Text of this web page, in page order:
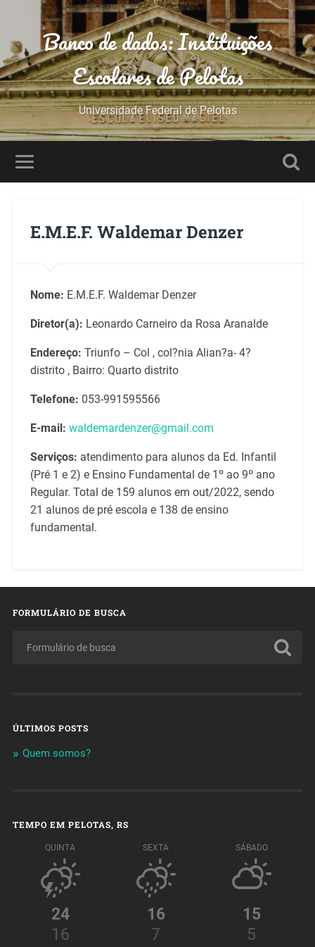
Banco de dados: Instituições
Escolares de Pelotas
Universidade Federal de Pelotas
E.M.E.F. Waldemar Denzer
Nome: E.M.E.F. Waldemar Denzer
Diretor(a): Leonardo Carneiro da Rosa Aranalde
Endereço: Triunfo – Col , col?nia Alian?a- 4?
distrito , Bairro: Quarto distrito
Telefone: 053-991595566
E-mail: waldemardenzer@gmail.com
Serviços: atendimento para alunos da Ed. Infantil
(Pré 1 e 2) e Ensino Fundamental de 1º ao 9º ano
Regular. Total de 159 alunos em out/2022, sendo
21 alunos de pré escola e 138 de ensino
fundamental.
FORMULÁRIO DE BUSCA
ÚLTIMOS POSTS
Quem somos?
TEMPO EM PELOTAS, RS
QUINTA
24
16
SEXTA
16
7
SÁBADO
15
5